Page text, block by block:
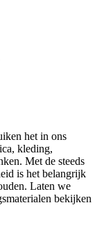
het in ons
kleding,
Met de steeds
is het belangrijk
Laten we
bekijken